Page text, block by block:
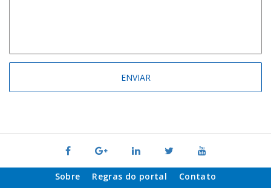
Sobre Regras do portal Contato